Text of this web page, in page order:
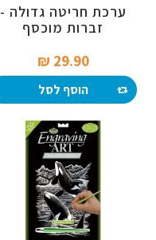
ערכת חריטה גדולה -
זברות מוכסף
29.90 ₪‎
הוסף לסל